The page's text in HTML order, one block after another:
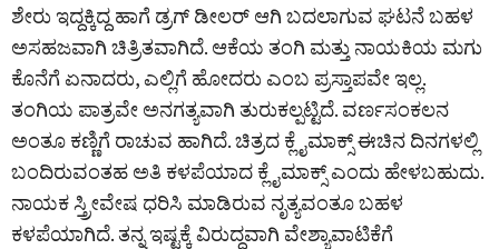
ಶೇರು ಇದ್ದಕ್ಕಿದ್ದ ಹಾಗೆ ಡ್ರಗ್ ಡೀಲರ್ ಆಗಿ ಬದಲಾಗುವ ಘಟನೆ ಬಹಳ
ಅಸಹಜವಾಗಿ ಚಿತ್ರಿತವಾಗಿದೆ. ಆಕೆಯ ತಂಗಿ ಮತ್ತು ನಾಯಕಿಯ ಮಗು
ಕೊನೆಗೆ ಏನಾದರು, ಎಲ್ಲಿಗೆ ಹೋದರು ಎಂಬ ಪ್ರಸ್ತಾಪವೇ ಇಲ್ಲ.
ತಂಗಿಯ ಪಾತ್ರವೇ ಅನಗತ್ಯವಾಗಿ ತುರುಕಲ್ಪಟ್ಟಿದೆ. ವರ್ಣಸಂಕಲನ
ಅಂತೂ ಕಣ್ಣಿಗೆ ರಾಚುವ ಹಾಗಿದೆ. ಚಿತ್ರದ ಕ್ಲೈಮಾಕ್ಸ್ ಈಚಿನ ದಿನಗಳಲ್ಲಿ
ಬಂದಿರುವಂತಹ ಅತಿ ಕಳಪೆಯಾದ ಕ್ಲೈಮಾಕ್ಸ್ ಎಂದು ಹೇಳಬಹುದು.
ನಾಯಕ ಸ್ತ್ರೀವೇಷ ಧರಿಸಿ ಮಾಡಿರುವ ನೃತ್ಯವಂತೂ ಬಹಳ
ಕಳಪೆಯಾಗಿದೆ. ತನ್ನ ಇಷ್ಟಕ್ಕೆ ವಿರುದ್ಧವಾಗಿ ವೇಶ್ಯಾವಾಟಿಕೆಗೆ